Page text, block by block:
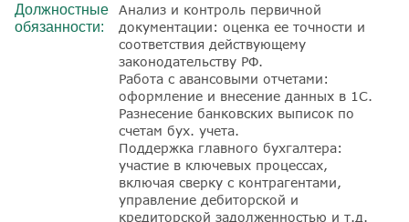
Должностные
обязанности:
Анализ и контроль первичной
документации: оценка ее точности и
соответствия действующему
законодательству РФ.
Работа с авансовыми отчетами:
оформление и внесение данных в 1С.
Разнесение банковских выписок по
счетам бух. учета.
Поддержка главного бухгалтера:
участие в ключевых процессах,
включая сверку с контрагентами,
управление дебиторской и
кредиторской задолженностью и т.д.